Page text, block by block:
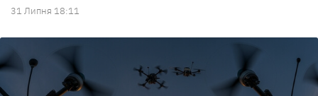
31 Липня 18:11